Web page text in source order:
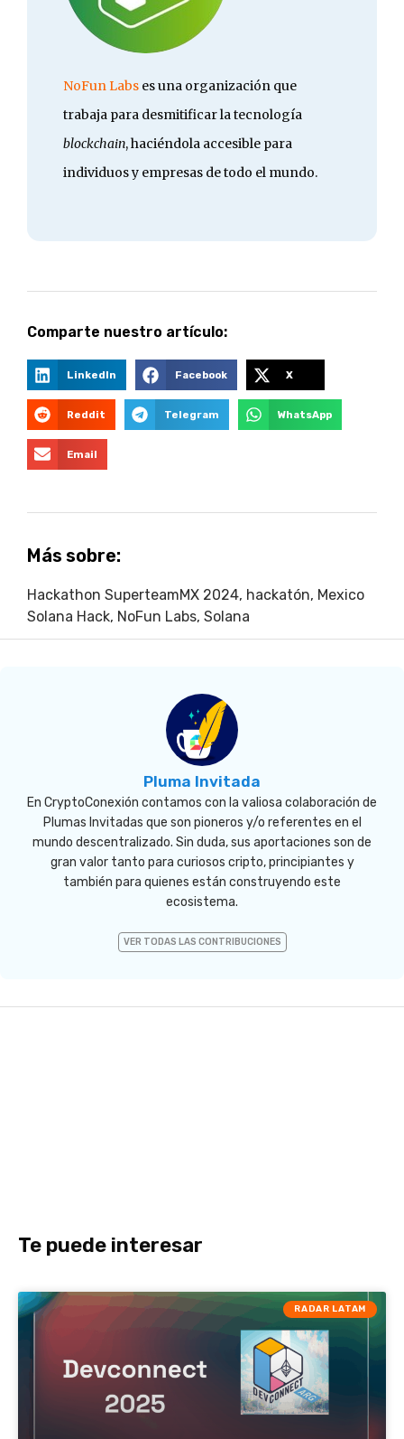
NoFun Labs es una organización que
trabaja para desmitificar la tecnología
blockchain, haciéndola accesible para
individuos y empresas de todo el mundo.
Comparte nuestro artículo:
LinkedIn Facebook X
Reddit Telegram WhatsApp
Email
Más sobre:
Hackathon SuperteamMX 2024, hackatón, Mexico
Solana Hack, NoFun Labs, Solana
Pluma Invitada
En CryptoConexión contamos con la valiosa colaboración de
Plumas Invitadas que son pioneros y/o referentes en el
mundo descentralizado. Sin duda, sus aportaciones son de
gran valor tanto para curiosos cripto, principiantes y
también para quienes están construyendo este
ecosistema.
VER TODAS LAS CONTRIBUCIONES
Te puede interesar
RADAR LATAM